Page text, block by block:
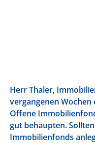
Herr Thaler,
vergangenen
Offene
gut behaupten.
Immobilienfonds